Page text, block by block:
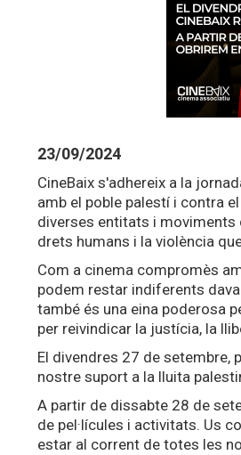
23/09/2024
CineBaix s'adhereix a la
amb el poble palestí i contra
diverses entitats i moviments
drets humans i la violència
Com a cinema compromès
podem restar indiferents
també és una eina poderosa
per reivindicar la justícia, la
El divendres 27 de setembre,
nostre suport a la lluita
A partir de dissabte 28 de
de pel·lícules i activitats. Us
estar al corrent de totes les